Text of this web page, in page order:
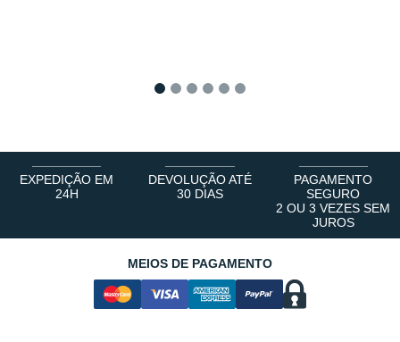
EXPEDIÇÃO EM
24H
DEVOLUÇÃO ATÉ
30 DIAS
PAGAMENTO
SEGURO
2 OU 3 VEZES SEM
JUROS
MEIOS DE PAGAMENTO